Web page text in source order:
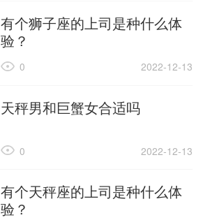
有个狮子座的上司是种什么体
验？
2022-12-13
0
天秤男和巨蟹女合适吗
2022-12-13
0
有个天秤座的上司是种什么体
验？